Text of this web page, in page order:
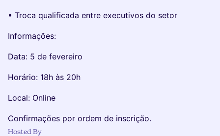
• Troca qualificada entre executivos do setor
Informações:
Data: 5 de fevereiro
Horário: 18h às 20h
Local: Online
Confirmações por ordem de inscrição.
Hosted By